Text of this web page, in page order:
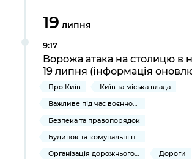
19 липня
9:17
Ворожа атака на столицю в
19 липня (інформація
Про Київ
Київ та міська влада
Важливе під час воєнного стану
Безпека та правопорядок
Будинок та комунальні послуги
Організація дорожнього руху
Дороги